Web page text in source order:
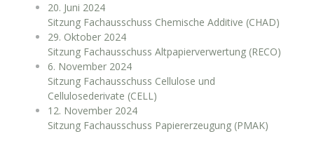
20. Juni 2024
Sitzung Fachausschuss Chemische Additive (CHAD)
29. Oktober 2024
Sitzung Fachausschuss Altpapierverwertung (RECO)
6. November 2024
Sitzung Fachausschuss Cellulose und
Cellulosederivate (CELL)
12. November 2024
Sitzung Fachausschuss Papiererzeugung (PMAK)